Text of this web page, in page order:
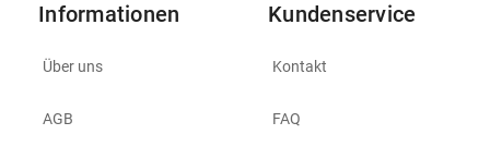
Informationen
Über uns
AGB
Kundenservice
Kontakt
FAQ